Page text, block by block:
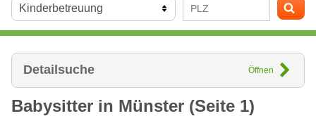
Detailsuche Öffnen
Babysitter in Münster (Seite 1)